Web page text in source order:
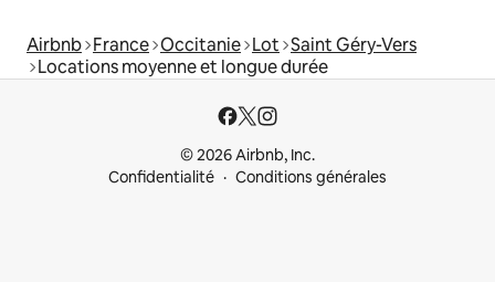
Airbnb France Occitanie Lot Saint Géry-Vers
Locations moyenne et longue durée
© 2026 Airbnb, Inc.
Confidentialité
Conditions générales